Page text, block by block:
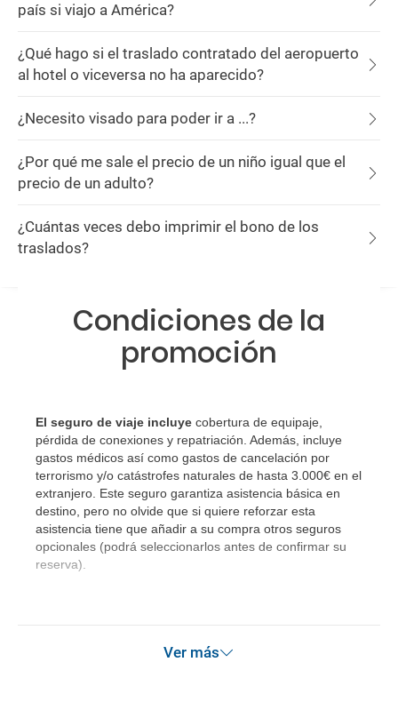
país si viajo a América?
¿Qué hago si el traslado contratado del aeropuerto
al hotel o viceversa no ha aparecido?
¿Necesito visado para poder ir a ...?
¿Por qué me sale el precio de un niño igual que el
precio de un adulto?
¿Cuántas veces debo imprimir el bono de los
traslados?
Condiciones de la
promoción
El seguro de viaje incluye cobertura de equipaje,
pérdida de conexiones y repatriación. Además, incluye
gastos médicos así como gastos de cancelación por
terrorismo y/o catástrofes naturales de hasta 3.000€ en el
extranjero. Este seguro garantiza asistencia básica en
destino, pero no olvide que si quiere reforzar esta
asistencia tiene que añadir a su compra otros seguros
opcionales (podrá seleccionarlos antes de confirmar su
reserva).
Ver más